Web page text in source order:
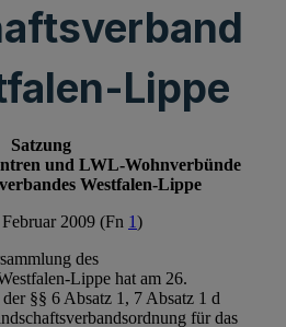
Lippe